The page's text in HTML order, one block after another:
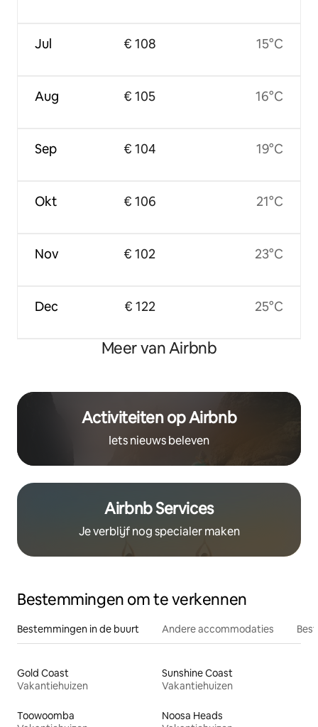
Jul
Aug
Sep
Okt
Nov
Dec
€ 108
€ 105
€ 104
€ 106
€ 102
€ 122
15°C
16°C
19°C
21°C
23°C
25°C
Meer van Airbnb
Activiteiten op Airbnb
Iets nieuws beleven
Airbnb Services
Je verblijf nog specialer maken
Bestemmingen om te verkennen
Bestemmingen in de buurt Andere accommodaties
Gold Coast
Vakantiehuizen
Sunshine Coast
Vakantiehuizen
Toowoomba
Noosa Heads